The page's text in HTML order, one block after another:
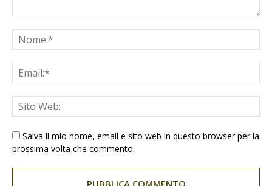
Salva il mio nome, email e sito web in questo browser per la
prossima volta che commento.